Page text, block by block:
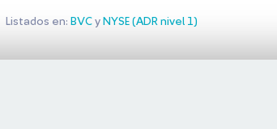
Listados en: BVCy NYSE (ADR nivel 1)